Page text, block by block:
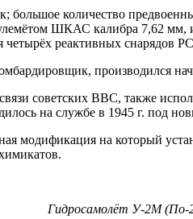
количество
ШКАС калибра 7,62 мм,
реактивных снарядов
производился
советских ВВС, также
на службе в 1945 г. под
модификация на который
Гидросамолёт У-2М